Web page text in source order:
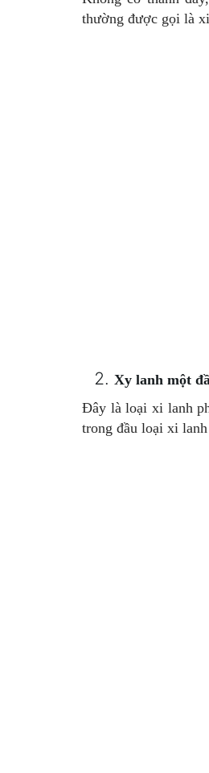
thường được gọi là
Xy lanh một
Đây là loại xi lanh
trong đầu loại xi